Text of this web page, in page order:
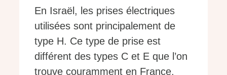
En Israël, les prises électriques
utilisées sont principalement de
type H. Ce type de prise est
différent des types C et E que l’on
trouve couramment en France.